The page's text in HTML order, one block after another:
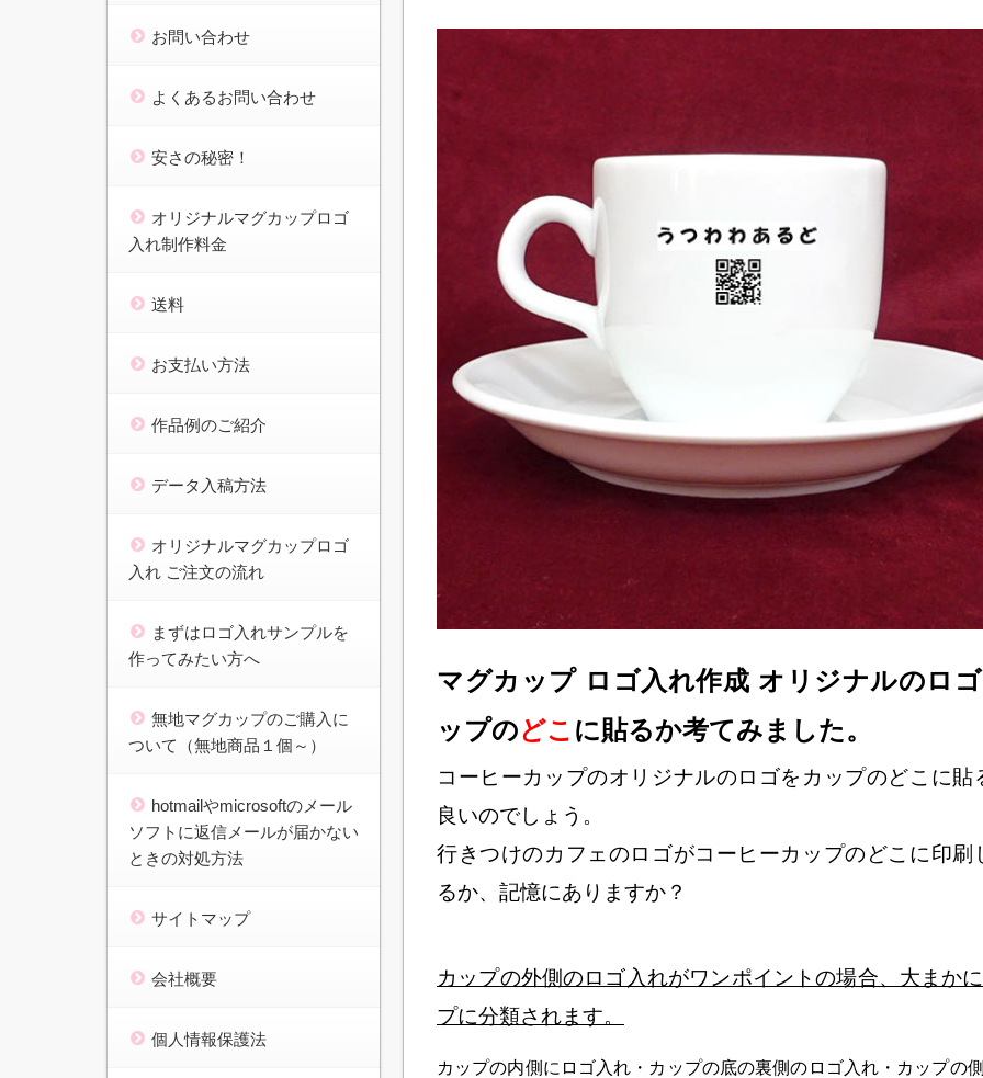
マグカップ ロゴ入れ作成 オリジナルのロ
ップのどこ に貼るか考てみました。
コーヒーカップのオリジナルのロゴをカップのどこに貼
良いのでしょう。
行きつけのカフェのロゴがコーヒーカップのどこに印刷
るか、記憶にありますか？
カップの外側のロゴ入れがワンポイントの場合、大まか
プに分類されます。
カップの内側にロゴ入れ・カップの底の裏側のロゴ入れ・カップの
お問い合わせ
よくあるお問い合わせ
安さの秘密！
オリジナルマグカップロゴ
入れ制作料金
送料
お支払い方法
作品例のご紹介
データ入稿方法
オリジナルマグカップロゴ
入れ ご注文の流れ
まずはロゴ入れサンプルを
作ってみたい方へ
無地マグカップのご購入に
ついて（無地商品１個～）
hotmailやmicrosoftのメール
ソフトに返信メールが届かない
ときの対処方法
サイトマップ
会社概要
個人情報保護法